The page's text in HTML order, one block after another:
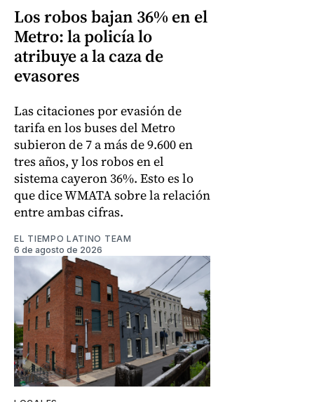
Los robos bajan 36% en el
Metro: la policía lo
atribuye a la caza de
evasores
Las citaciones por evasión de
tarifa en los buses del Metro
subieron de 7 a más de 9.600 en
tres años, y los robos en el
sistema cayeron 36%. Esto es lo
que dice WMATA sobre la relación
entre ambas cifras.
EL TIEMPO LATINO TEAM
6 de agosto de 2026